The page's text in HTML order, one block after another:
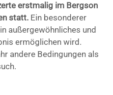
erstmalig im Bergson
statt. Ein besonderer
außergewöhnliches und
ermöglichen wird.
andere Bedingungen als